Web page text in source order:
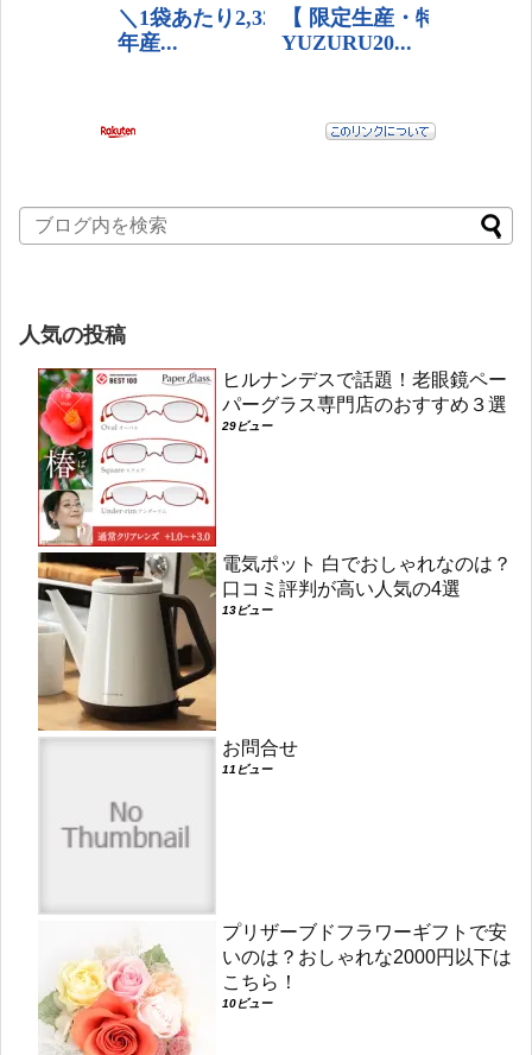
人気の投稿
ヒルナンデスで話題！老眼鏡ペー
パーグラス専門店のおすすめ３選
29ビュー
電気ポット 白でおしゃれなのは？
口コミ評判が高い人気の4選
13ビュー
お問合せ
11ビュー
プリザーブドフラワーギフトで安
いのは？おしゃれな2000円以下は
こちら！
10ビュー